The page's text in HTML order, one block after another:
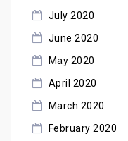
July 2020
June 2020
May 2020
April 2020
March 2020
February 2020